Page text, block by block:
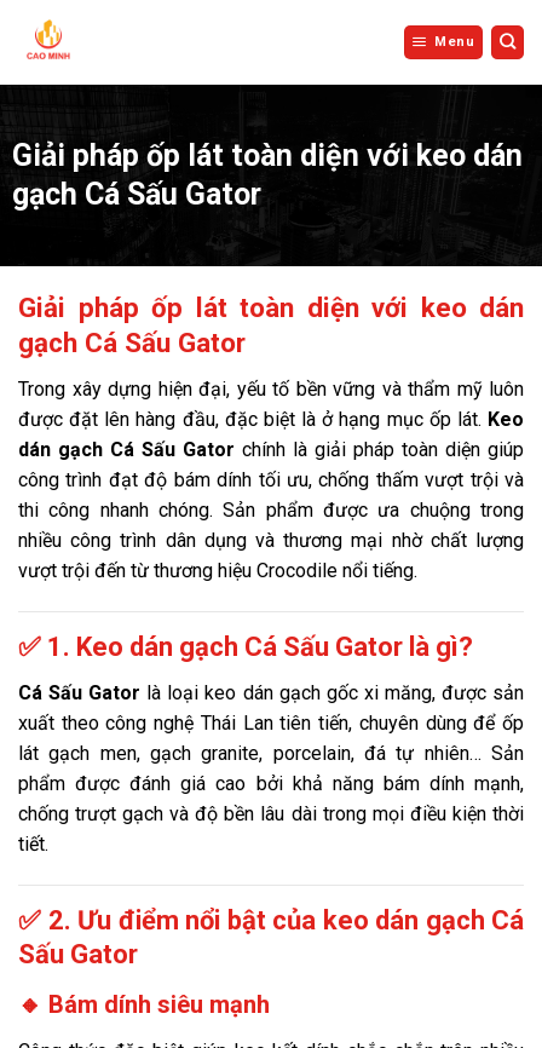
Menu
Giải pháp ốp lát toàn diện với keo dán
gạch Cá Sấu Gator
Giải pháp ốp lát toàn diện với keo dán
gạch Cá Sấu Gator
Trong xây dựng hiện đại, yếu tố bền vững và thẩm mỹ luôn
được đặt lên hàng đầu, đặc biệt là ở hạng mục ốp lát. Keo
dán gạch Cá Sấu Gator chính là giải pháp toàn diện giúp
công trình đạt độ bám dính tối ưu, chống thấm vượt trội và
thi công nhanh chóng. Sản phẩm được ưa chuộng trong
nhiều công trình dân dụng và thương mại nhờ chất lượng
vượt trội đến từ thương hiệu Crocodile nổi tiếng.
✅ 1. Keo dán gạch Cá Sấu Gator là gì?
Cá Sấu Gator là loại keo dán gạch gốc xi măng, được sản
xuất theo công nghệ Thái Lan tiên tiến, chuyên dùng để ốp
lát gạch men, gạch granite, porcelain, đá tự nhiên… Sản
phẩm được đánh giá cao bởi khả năng bám dính mạnh,
chống trượt gạch và độ bền lâu dài trong mọi điều kiện thời
tiết.
✅ 2. Ưu điểm nổi bật của keo dán gạch Cá
Sấu Gator
🔸 Bám dính siêu mạnh